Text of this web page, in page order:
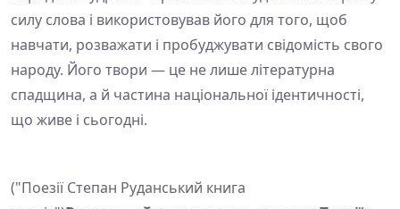
силу слова і використовував його для того, щоб
навчати, розважати і пробуджувати свідомість свого
народу. Його твори — це не лише літературна
спадщина, а й частина національної ідентичності,
що живе і сьогодні.
("Поезії Степан Руданський книга